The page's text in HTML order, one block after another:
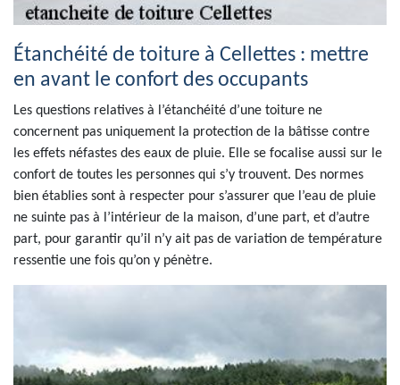
Étanchéité de toiture à Cellettes : mettre
en avant le confort des occupants
Les questions relatives à l’étanchéité d’une toiture ne
concernent pas uniquement la protection de la bâtisse contre
les effets néfastes des eaux de pluie. Elle se focalise aussi sur le
confort de toutes les personnes qui s’y trouvent. Des normes
bien établies sont à respecter pour s’assurer que l’eau de pluie
ne suinte pas à l’intérieur de la maison, d’une part, et d’autre
part, pour garantir qu’il n’y ait pas de variation de température
ressentie une fois qu’on y pénètre.